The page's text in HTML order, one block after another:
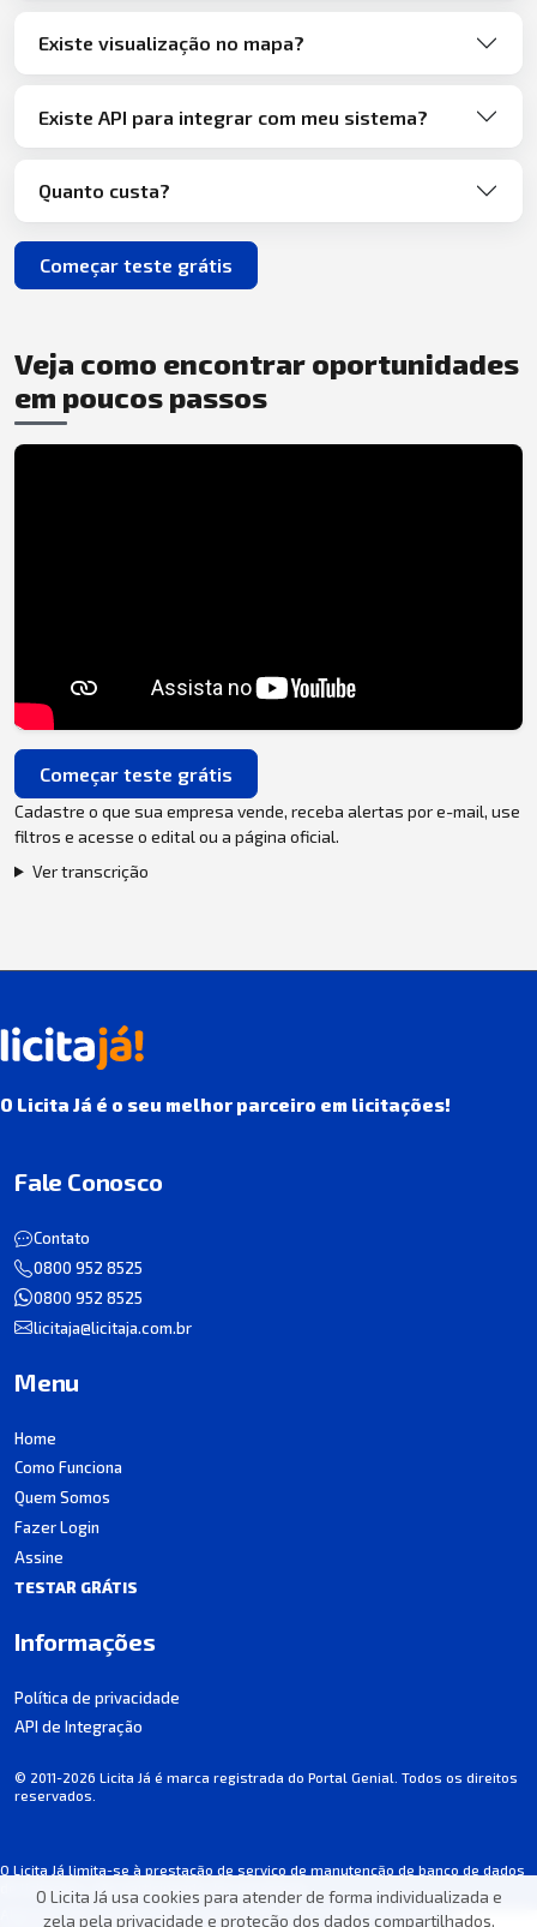
O Licita Já usa cookies para atender de forma individualizada e
zela pela privacidade e proteção dos dados compartilhados.
Existe visualização no mapa?
Existe API para integrar com meu sistema?
Quanto custa?
Começar teste grátis
Veja como encontrar oportunidades
em poucos passos
Começar teste grátis
Cadastre o que sua empresa vende, receba alertas por e-mail, use
filtros e acesse o edital ou a página oficial.
Ver transcrição
O Licita Já é o seu melhor parceiro em licitações!
O Licita Já limita-se à prestação de serviço de manutenção de banco de dados
de licitações, não participando dos processos.
Algumas informações podem apresentar incorreções involuntárias. Consulte
Fale Conosco
Contato
0800 952 8525
0800 952 8525
licitaja@licitaja.com.br
Menu
Home
Como Funciona
Quem Somos
Fazer Login
Assine
TESTAR GRÁTIS
Informações
Política de privacidade
API de Integração
© 2011-2026 Licita Já é marca registrada do Portal Genial. Todos os direitos
reservados.